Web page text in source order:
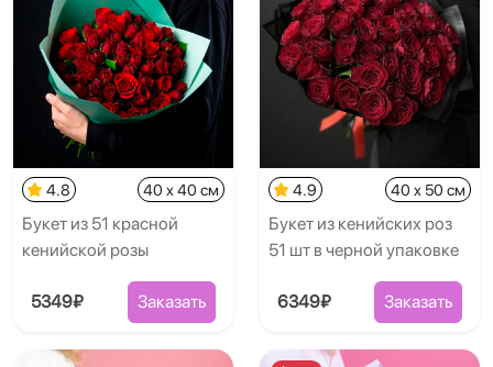
4.8 40 x 40 см
Букет из 51 красной
кенийской розы
5349₽ Заказать
4.9 40 x 50 см
Букет из кенийских роз
51 шт в черной упаковке
6349₽ Заказать